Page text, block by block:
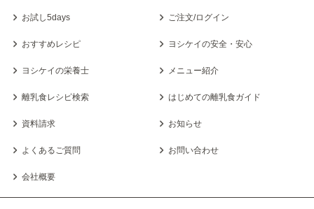
お試し5days ご注文/ログイン
おすすめレシピ ヨシケイの安全・安心
ヨシケイの栄養士 メニュー紹介
離乳食レシピ検索 はじめての離乳食ガイド
資料請求 お知らせ
よくあるご質問 お問い合わせ
会社概要